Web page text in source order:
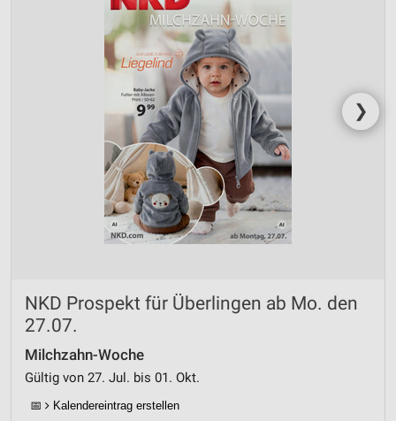
❯
NKD Prospekt für Überlingen ab Mo. den
27.07.
Milchzahn-Woche
Gültig von 27. Jul. bis 01. Okt.
📅 Kalendereintrag erstellen